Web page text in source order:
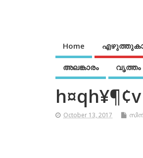
Home
അലങ്കാരം വൃത്തം
October 13, 2017